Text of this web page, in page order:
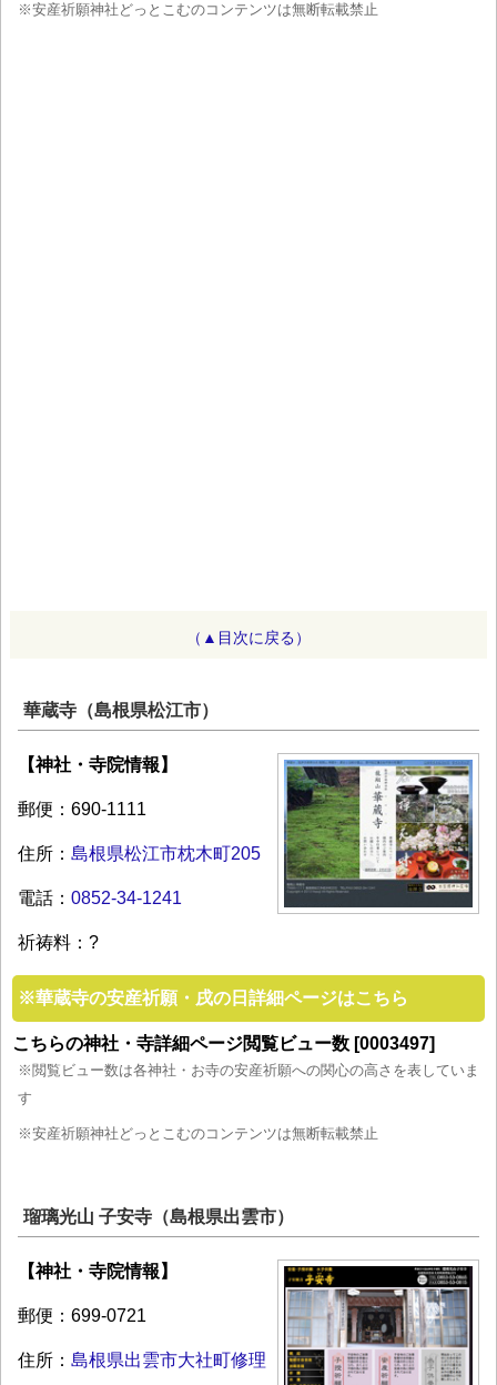
※安産祈願神社どっとこむのコンテンツは無断転載禁止
（▲目次に戻る）
華蔵寺（島根県松江市）
【神社・寺院情報】
郵便：690-1111
住所： 島根県松江市枕木町205
電話： 0852-34-1241
祈祷料：?
※華蔵寺の安産祈願・戌の日詳細ページはこちら
こちらの神社・寺詳細ページ閲覧ビュー数 [0003497]
※閲覧ビュー数は各神社・お寺の安産祈願への関心の高さを表していま
す
※安産祈願神社どっとこむのコンテンツは無断転載禁止
瑠璃光山 子安寺（島根県出雲市）
【神社・寺院情報】
郵便：699-0721
住所： 島根県出雲市大社町修理